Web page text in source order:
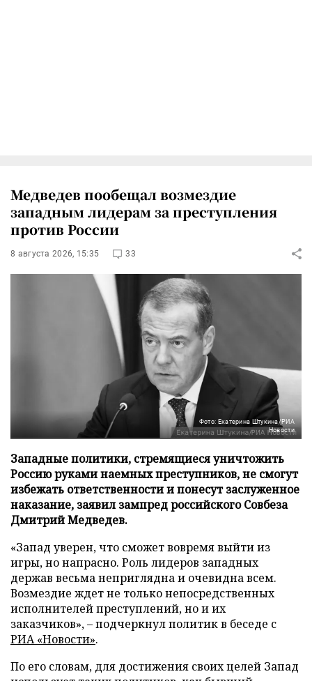
Медведев пообещал возмездие
западным лидерам за преступления
против России
8 августа 2026, 15:35 33
Фото: Екатерина Штукина/РИА
Новости
Западные политики, стремящиеся уничтожить
Россию руками наемных преступников, не смогут
избежать ответственности и понесут заслуженное
наказание, заявил зампред российского Совбеза
Дмитрий Медведев.
«Запад уверен, что сможет вовремя выйти из
игры, но напрасно. Роль лидеров западных
держав весьма неприглядна и очевидна всем.
Возмездие ждет не только непосредственных
исполнителей преступлений, но и их
заказчиков», – подчеркнул политик в беседе с
РИА «Новости».
По его словам, для достижения своих целей Запад